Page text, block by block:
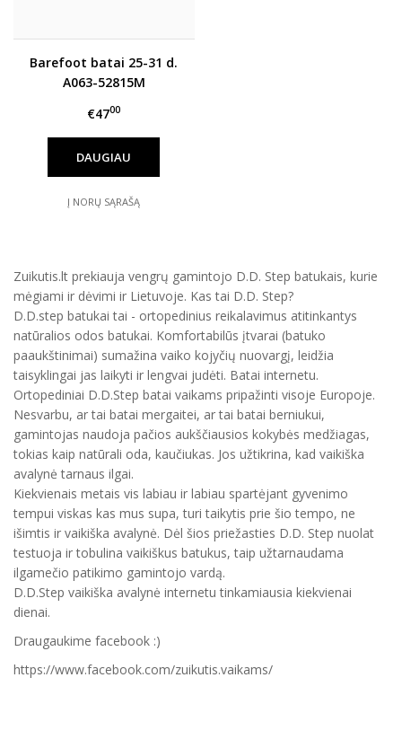
Barefoot batai 25-31 d.
A063-52815M
€4700
DAUGIAU
Į NORŲ SĄRAŠĄ
Zuikutis.lt prekiauja vengrų gamintojo D.D. Step batukais, kurie
mėgiami ir dėvimi ir Lietuvoje. Kas tai D.D. Step?
D.D.step batukai tai - ortopedinius reikalavimus atitinkantys
natūralios odos batukai. Komfortabilūs įtvarai (batuko
paaukštinimai) sumažina vaiko kojyčių nuovargį, leidžia
taisyklingai jas laikyti ir lengvai judėti. Batai internetu.
Ortopediniai D.D.Step batai vaikams pripažinti visoje Europoje.
Nesvarbu, ar tai batai mergaitei, ar tai batai berniukui,
gamintojas naudoja pačios aukščiausios kokybės medžiagas,
tokias kaip natūrali oda, kaučiukas. Jos užtikrina, kad vaikiška
avalynė tarnaus ilgai.
Kiekvienais metais vis labiau ir labiau spartėjant gyvenimo
tempui viskas kas mus supa, turi taikytis prie šio tempo, ne
išimtis ir vaikiška avalynė. Dėl šios priežasties D.D. Step nuolat
testuoja ir tobulina vaikiškus batukus, taip užtarnaudama
ilgamečio patikimo gamintojo vardą.
D.D.Step vaikiška avalynė internetu tinkamiausia kiekvienai
dienai.
Draugaukime facebook :)
https://www.facebook.com/zuikutis.vaikams/